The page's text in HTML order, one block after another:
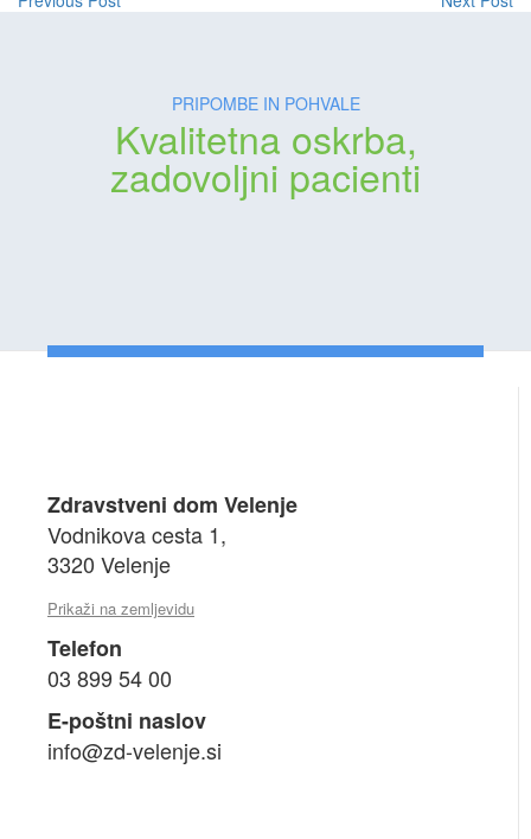
PRIPOMBE IN POHVALE
Kvalitetna oskrba,
zadovoljni pacienti
Zdravstveni dom Velenje
Vodnikova cesta 1,
3320 Velenje
Prikaži na zemljevidu
Telefon
03 899 54 00
E-poštni naslov
info@zd-velenje.si